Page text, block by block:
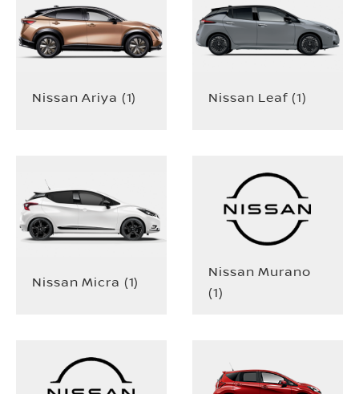
Nissan Ariya (1) Nissan Leaf(1)
Nissan Micra (1)
Nissan Murano
(1)